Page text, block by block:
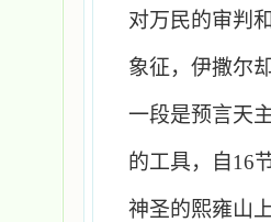
对万民的审判
象征，伊撒尔
一段是预言天
的工具，自 16
神圣的熙雍山